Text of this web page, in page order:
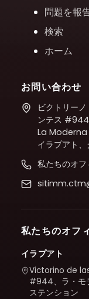
問題を報
検索
ホーム
お問い合わせ
ビクトリーノ
ンテス #944
La Moderna
イラプアト、
私たちのオフ
私たちのオフ
イラプアト
Victorino de
#944、ラ・モ
ステンション